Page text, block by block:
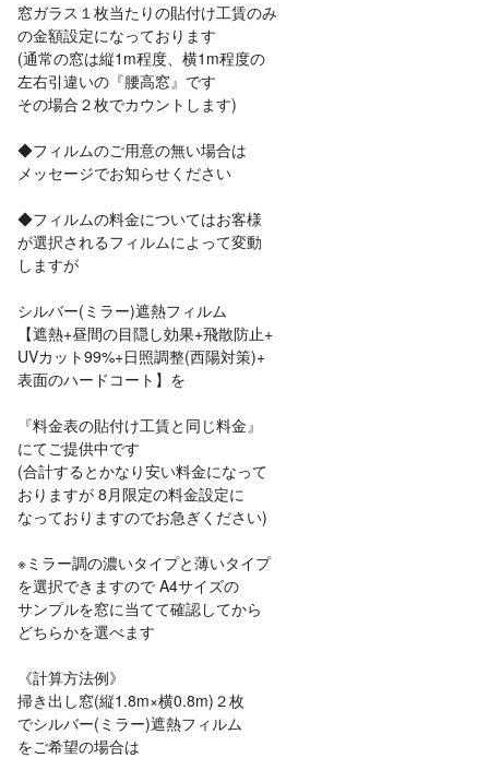
窓ガラス１枚当たりの貼付け工賃のみ
の金額設定になっております
(通常の窓は縦1m程度、横1m程度の
左右引違いの『腰高窓』です
その場合２枚でカウントします)
◆フィルムのご用意の無い場合は
メッセージでお知らせください
◆フィルムの料金についてはお客様
が選択されるフィルムによって変動
しますが
シルバー(ミラー)遮熱フィルム
【遮熱+昼間の目隠し効果+飛散防止+
UVカット99%+日照調整(西陽対策)+
表面のハードコート】を
『料金表の貼付け工賃と同じ料金』
にてご提供中です
(合計するとかなり安い料金になって
おりますが 8月限定の料金設定に
なっておりますのでお急ぎください)
※ミラー調の濃いタイプと薄いタイプ
を選択できますので A4サイズの
サンプルを窓に当てて確認してから
どちらかを選べます
《計算方法例》
掃き出し窓(縦1.8m×横0.8m)２枚
でシルバー(ミラー)遮熱フィルム
をご希望の場合は